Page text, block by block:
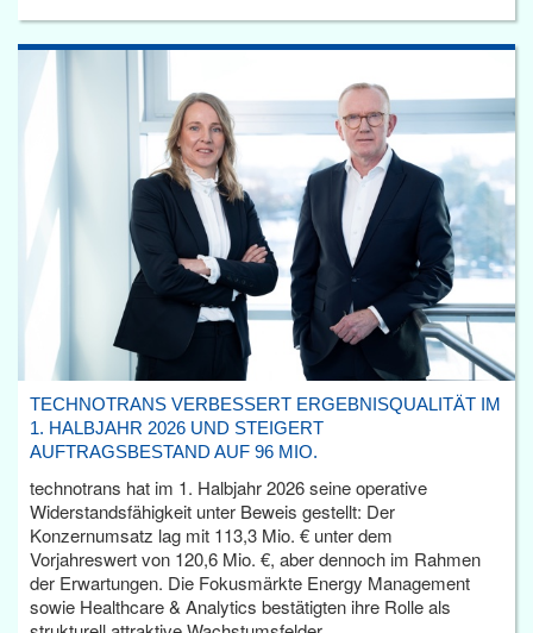
TECHNOTRANS VERBESSERT ERGEBNISQUALITÄT IM
1. HALBJAHR 2026 UND STEIGERT
AUFTRAGSBESTAND AUF 96 MIO.
technotrans hat im 1. Halbjahr 2026 seine operative
Widerstandsfähigkeit unter Beweis gestellt: Der
Konzernumsatz lag mit 113,3 Mio. € unter dem
Vorjahreswert von 120,6 Mio. €, aber dennoch im Rahmen
der Erwartungen. Die Fokusmärkte Energy Management
sowie Healthcare & Analytics bestätigten ihre Rolle als